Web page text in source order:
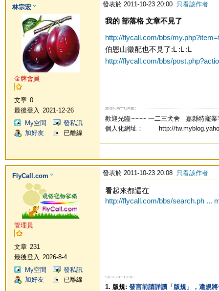
林宗宏
金牌會員
文章 0
最後登入
2021-12-26
My空間
發私訊
加好友
已離線
發表於 2011-10-23 20:00 只看該作者
我的 部落格 文章不見了
http://flycall.com/bbs/
伯恩山徵配也不見了:L :L :L
http://flycall.com/bbs/
歡迎光臨~~~~ 一二三犬舍 嘉縣特寵
個人化網址： http://
FlyCall.com
管理員
文章 231
最後登入
2026-8-4
My空間
發私訊
加好友
已離線
發表於 2011-10-23 20:08 只看該作者
看起來都還在
http://flycall.com/bbs/search.ph ...
1. 版規: 發言前請詳讀「版規」，違規